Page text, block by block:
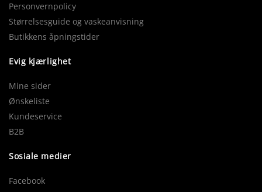
Personvernpolicy
Størrelsesguide og vaskeanvisning
Butikkens åpningstider
Evig kjærlighet
Mine sider
Ønskeliste
Kundeservice
B2B
Sosiale medier
Facebook